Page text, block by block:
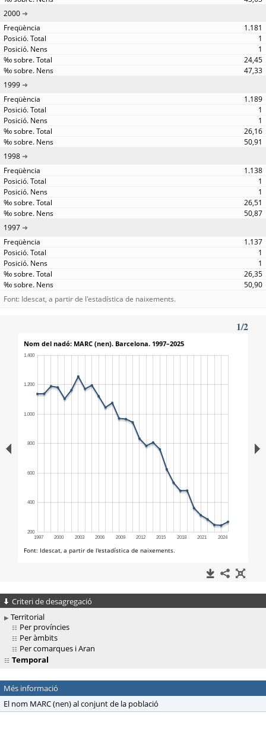
2000
1.181
1
1
24,45
47,33
1999
1.189
1
1
26,16
50,91
1998
1.138
1
1
26,51
50,87
1997
1.137
1
1
26,35
50,90
Font: Idescat, a partir de l'estadística de naixements.
Criteri de desagregació
Territorial
Per províncies
Per àmbits
Per comarques i Aran
Temporal
Més informació
El nom MARC (nen) al conjunt de la població